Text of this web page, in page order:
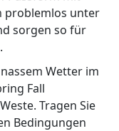
problemlos unter
sorgen so für
Wetter im
Fall
Tragen Sie
Bedingungen